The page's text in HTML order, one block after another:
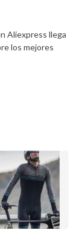
Aliexpress llega
los mejores